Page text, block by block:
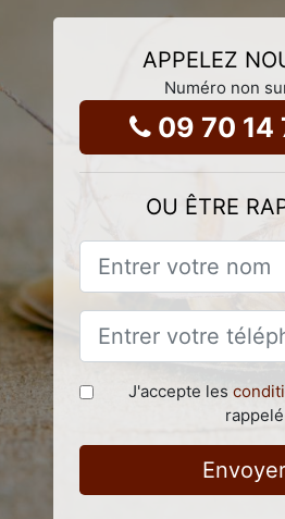
APPELEZ
Numéro non
09 70 14
OU ÊTRE
J'accepte les
rappelé
Envoyer